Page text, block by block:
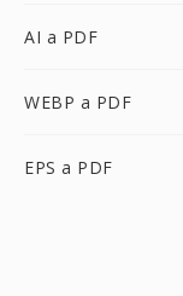
AI a PDF
WEBP a PDF
EPS a PDF